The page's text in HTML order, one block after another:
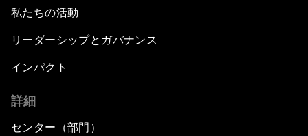
私たちの活動
リーダーシップとガバナンス
インパクト
詳細
センター（部門）